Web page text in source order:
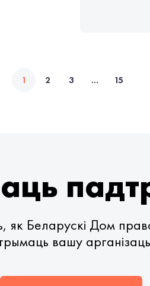
1 2 3 ... 15
як Беларускі Дом
вашу